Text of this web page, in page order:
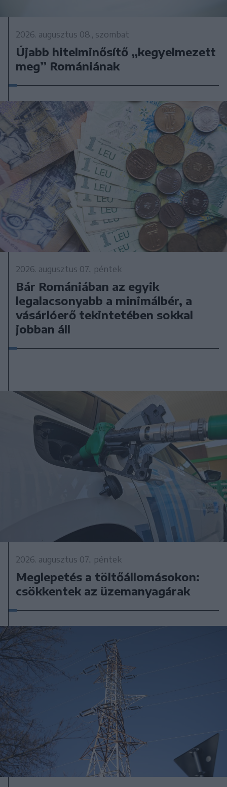
2026. augusztus 08., szombat
Újabb hitelminősítő „kegyelmezett
meg” Romániának
2026. augusztus 07., péntek
Bár Romániában az egyik
legalacsonyabb a minimálbér, a
vásárlóerő tekintetében sokkal
jobban áll
2026. augusztus 07., péntek
Meglepetés a töltőállomásokon:
csökkentek az üzemanyagárak